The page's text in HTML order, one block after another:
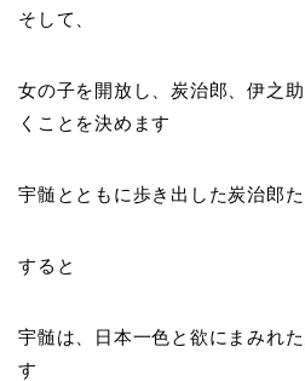
そして、
女の子を開放し、炭治郎、伊之
くことを決めます
宇髄とともに歩き出した炭治郎
すると
宇髄は、日本一色と欲にまみれ
す